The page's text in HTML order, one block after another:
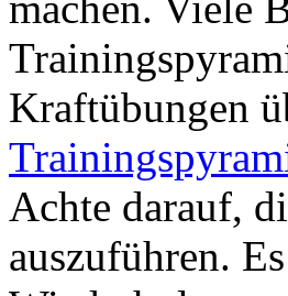
Kraftübungen
Achte darauf,
auszuführen.